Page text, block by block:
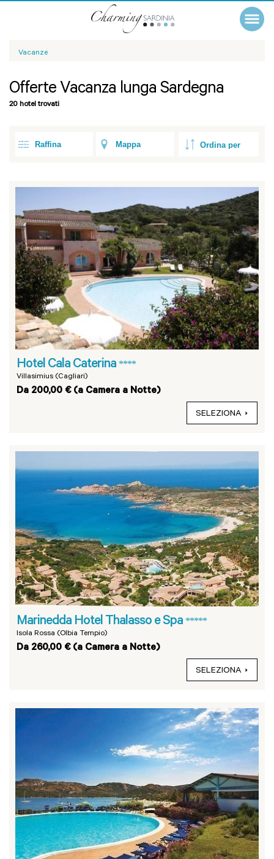
Vacanze
Offerte Vacanza lunga Sardegna
20 hotel trovati
Raffina Mappa
Hotel Cala Caterina ****
Villasimius (Cagliari)
Da 200,00 € (a Camera a Notte)
SELEZIONA
Marinedda Hotel Thalasso e Spa *****
Isola Rossa (Olbia Tempio)
Da 260,00 € (a Camera a Notte)
SELEZIONA